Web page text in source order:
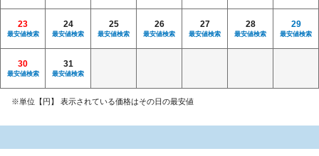
23
最安値検索
24
最安値検索
25
最安値検索
26
最安値検索
27
最安値検索
28
最安値検索
29
最安値検索
30
最安値検索
31
最安値検索
※単位【円】 表示されている価格はその日の最安値